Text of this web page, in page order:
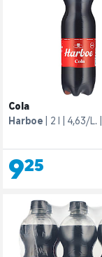
Cola
Harboe
2 l 4,63/L.
9,25